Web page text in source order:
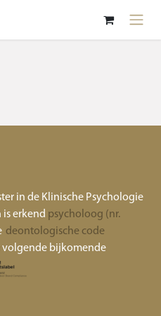
in de Klinische Psychologie
erkend psycholoog (nr.
deontologische code
volgende bijkomende